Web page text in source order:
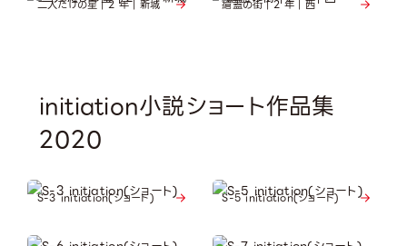
二人だけの星｜2 年｜新城 瘡蓋の街｜2 年｜西
initiation小説ショート作品集
2020
S-3 initiation(ショート) S-5 initiation(ショート)